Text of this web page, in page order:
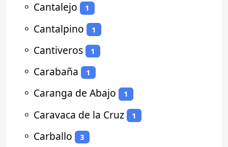
⚬ Cantalejo 1
⚬ Cantalpino 1
⚬ Cantiveros 1
⚬ Carabaña 1
⚬ Caranga de Abajo 1
⚬ Caravaca de la Cruz 1
⚬ Carballo 3